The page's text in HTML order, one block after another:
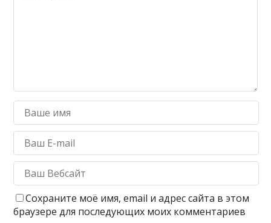
Сохраните моё имя, email и адрес сайта в этом
браузере для последующих моих комментариев